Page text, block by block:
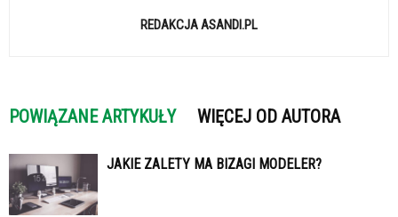
REDAKCJA ASANDI.PL
POWIĄZANE ARTYKUŁY WIĘCEJ OD AUTORA
JAKIE ZALETY MA BIZAGI MODELER?